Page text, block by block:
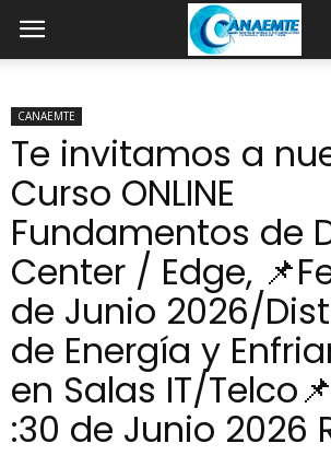
CANAEMTE
Te invitamos a
Curso ONLINE
Fundamentos de
Center / Edge,
de Junio 2026/
de Energía y
en Salas IT/
:30 de Junio 2026